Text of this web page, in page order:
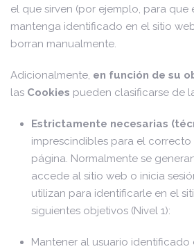
el que sirven (por ejemplo, para que
mantenga identificado en el sitio
borran manualmente.
Adicionalmente, en función de su
las Cookies pueden clasificarse de
Estrictamente necesarias
imprescindibles para el
página. Normalmente se
accede al sitio web o inicia
utilizan para identificarle en el
siguientes objetivos (Nivel 1):
Mantener al usuario identificado